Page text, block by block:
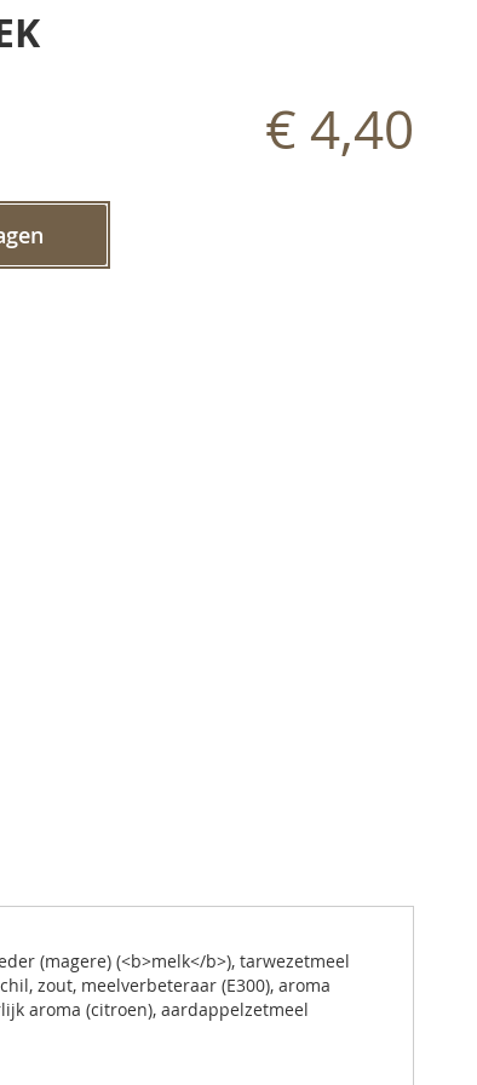
€ 4,40
(magere) (<b>melk</b>), tarwezetmeel
zout, meelverbeteraar (E300), aroma
aroma (citroen), aardappelzetmeel